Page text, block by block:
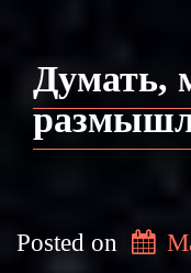
Думать,
Posted on